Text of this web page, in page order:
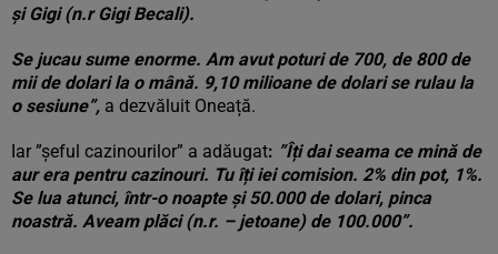
și Gigi (n.r Gigi Becali).
Se jucau sume enorme. Am avut poturi de 700, de 800 de
mii de dolari la o mână. 9,10 milioane de dolari se rulau la
o sesiune”, a dezvăluit Oneață.
Iar ”șeful cazinourilor” a adăugat: ”Îți dai seama ce mină de
aur era pentru cazinouri. Tu îți iei comision. 2% din pot, 1%.
Se lua atunci, într-o noapte și 50.000 de dolari, pinca
noastră. Aveam plăci (n.r. – jetoane) de 100.000”.